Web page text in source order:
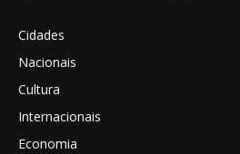
Cidades
Nacionais
Cultura
Internacionais
Economia